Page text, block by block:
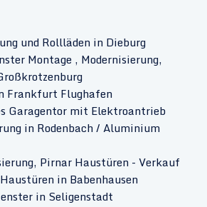
und Rollläden in Dieburg
Montage , Modernisierung,
Frankfurt Flughafen
Garagentor mit Elektroantrieb
in Rodenbach / Aluminium
Pirnar Haustüren - Verkauf
in Babenhausen
in Seligenstadt